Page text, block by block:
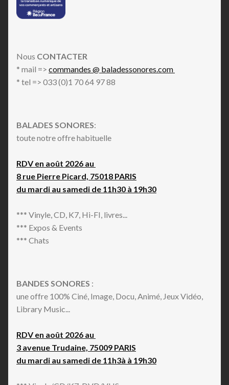
Nous CONTACTER
* mail => commandes @ baladessonores.com
* tel => 033 (0)1 70 64 97 88
BALADES SONORES:
toute notre offre habituelle
RDV en août 2026 au
8 rue Pierre Picard, 75018 PARIS
du mardi au samedi de 11h30 à 19h30
*** Vinyle, CD, K7, Hi-FI, livres...
*** Expos & Events
*** Chats
BANDES SONORES :
une offre 100% Ciné, Image, Docu, Animé, Jeux Vidéo,
Library Music...
RDV en août 2026 au
3 avenue Trudaine, 75009 PARIS
du mardi au samedi de 11h3à à 19h30